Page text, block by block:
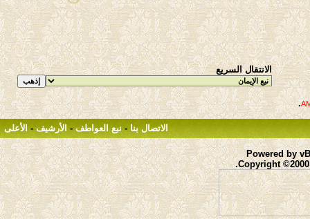
الانتقال السريع
.
الاتصال بنا - نبع العواطف - الأرشيف - الأعلى
Powered by
Copyright